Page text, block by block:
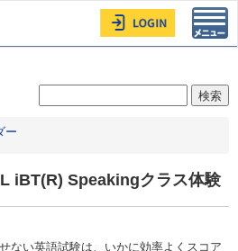
ー
iBT(R) Speakingクラス体験
ない英語試験は、いかに効率よくスコア